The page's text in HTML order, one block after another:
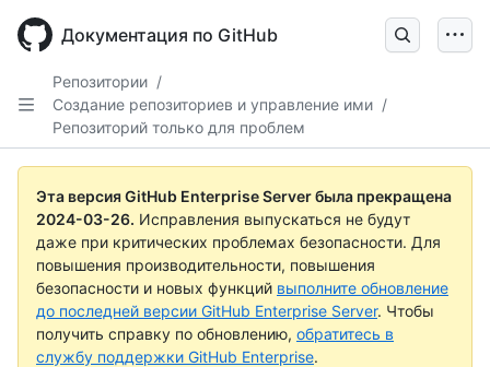
main
Документация по GitHub
Репозитории /
Создание репозиториев и управление ими /
Репозиторий только для проблем
Эта версия GitHub Enterprise Server была прекращена
2024-03-26. Исправления выпускаться не будут
даже при критических проблемах безопасности. Для
повышения производительности, повышения
безопасности и новых функций выполните обновление
до последней версии GitHub Enterprise Server. Чтобы
получить справку по обновлению, обратитесь в
службу поддержки GitHub Enterprise.